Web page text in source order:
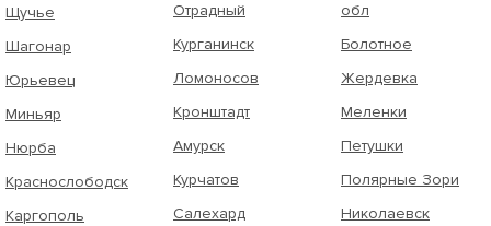
Щучье
Шагонар
Юрьевец
Миньяр
Нюрба
Краснослободск
Каргополь
Отрадный
Курганинск
Ломоносов
Кронштадт
Амурск
Курчатов
Салехард
обл
Болотное
Жердевка
Меленки
Петушки
Полярные Зори
Николаевск